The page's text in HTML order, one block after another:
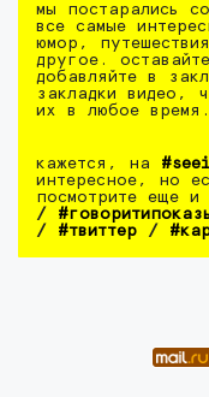
мы постарались
все самые
юмор,
другое.
добавляйте в
закладки видео,
их в любое время.
кажется, на
интересное, но
посмотрите еще
/
/ #твиттер /